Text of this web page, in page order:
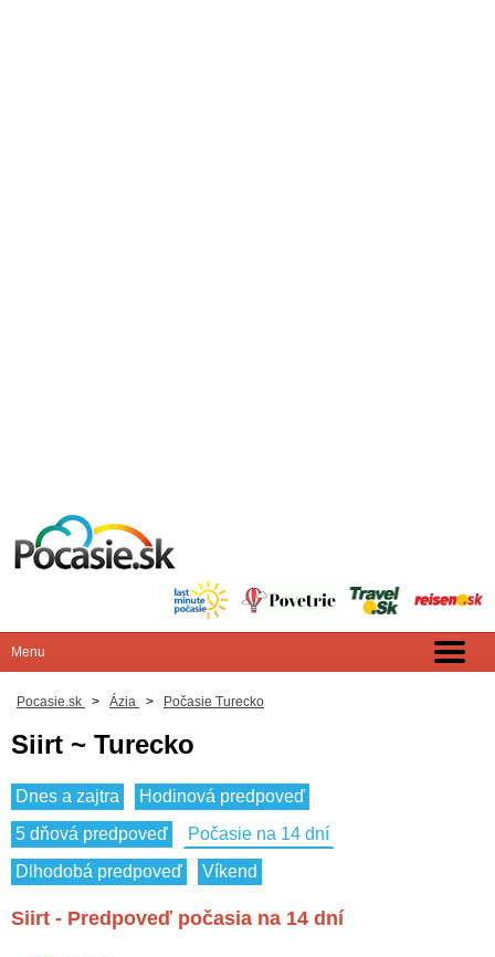
Pocasie.sk > Ázia > Počasie Turecko
Siirt ~ Turecko
Dnes a zajtra
Hodinová predpoveď
5 dňová predpoveď
Počasie na 14 dní
Dlhodobá predpoveď
Víkend
Siirt - Predpoveď počasia na 14 dní